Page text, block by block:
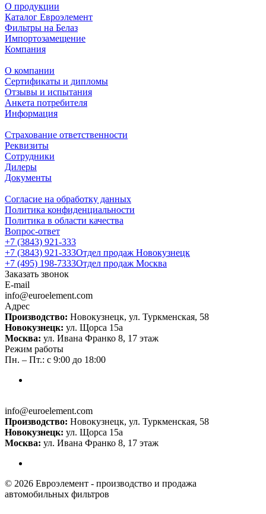
О продукции
Каталог Евроэлемент
Фильтры на Белаз
Импортозамещение
Компания
О компании
Сертификаты и дипломы
Отзывы и испытания
Анкета потребителя
Информация
Страхование ответственности
Реквизиты
Сотрудники
Дилеры
Документы
Согласие на обработку данных
Политика конфиденциальности
Политика в области качества
Вопрос-ответ
+7 (3843) 921-333
+7 (3843) 921-333Отдел продаж Новокузнецк
+7 (495) 198-7333Отдел продаж Москва
Заказать звонок
E-mail
info@euroelement.com
Адрес
Производство: Новокузнецк, ул. Туркменская, 58
Новокузнецк: ул. Щорса 15а
Москва: ул. Ивана Франко 8, 17 этаж
Режим работы
Пн. – Пт.: с 9:00 до 18:00
info@euroelement.com
Производство: Новокузнецк, ул. Туркменская, 58
Новокузнецк: ул. Щорса 15а
Москва: ул. Ивана Франко 8, 17 этаж
© 2026 Евроэлемент - производство и продажа
автомобильных фильтров